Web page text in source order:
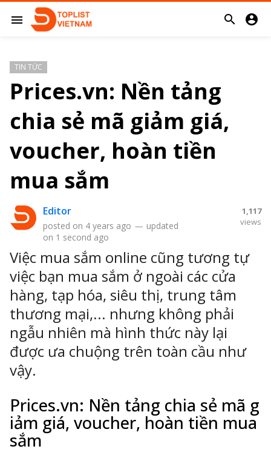
menu  
Nghệ 24h
TIN TỨC
Prices.vn: Nền tảng
chia sẻ mã giảm giá,
voucher, hoàn tiền
mua sắm
Editor
posted on 4 years ago — updated
on 1 second ago
1,117
views
Việc mua sắm online cũng tương tự
việc bạn mua sắm ở ngoài các cửa
hàng, tạp hóa, siêu thị, trung tâm
thương mại,... nhưng không phải
ngẫu nhiên mà hình thức này lại
được ưa chuộng trên toàn cầu như
vậy.
Prices.vn: Nền tảng chia sẻ mã g
iảm giá, voucher, hoàn tiền mua
sắm